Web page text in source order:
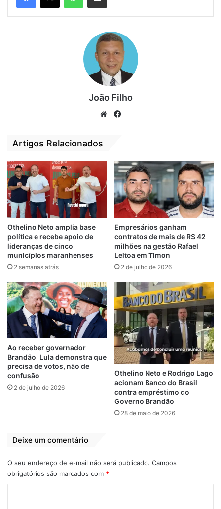
Tenho convicção de que ele tem as
desenvolvimento que nossa cidade tanto
precisa,” declarou Dr. Pedro.
Dudu Diniz, por sua vez, expressou sua
gratidão pelo apoio recebido: “Dr. Pedro é
um grande médico e tem realizado um
trabalho exemplar em nosso município. O
juntos, possamos construir uma São José
de Ribamar mais justa, desenvolvida e
igualitária. Uma São José de Ribamar que
seja de todos os ribamarenses,” afirmou
Dudu.
Relacionado
Dudu Diniz lidera a
maior convenção
da história de São
José de Ribamar
com grande apoio
popular e político
6 de agosto de 2024
Em "MARANHÃO"
São José de
Ribamar: Dudu
Diniz alinha
estratégias com
pré-candidatos a
vereador do
PSDB/CIDADANIA
18 de maio de 2024
Em "MARANHÃO"
População lotou as
ruas de Ribamar
para prestigiar
Dudu Diniz em
caminhada histórica
3 de setembro de 2024
Dr Pedro Rocha
Ribamar
João Filho
We
Artigos Relacionados
Othelino Neto amplia base
política e recebe apoio de
lideranças de cinco
municípios maranhenses
2 semanas atrás
Empresários ganham
contratos de mais de R$ 42
milhões na gestão Rafael
Leitoa em Timon
2 de julho de 2026
Ao receber governador
Brandão, Lula demonstra que
precisa de votos, não de
confusão
2 de julho de 2026
Othelino Neto e Rodrigo Lago
acionam Banco do Brasil
contra empréstimo do
Governo Brandão
28 de maio de 2026
Deixe um comentário
O seu endereço de e-mail não será publicado. Campos
obrigatórios são marcados com *